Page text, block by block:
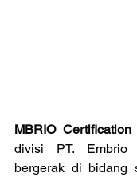
MBRIO Certification
divisi PT. Embrio
bergerak di bidang